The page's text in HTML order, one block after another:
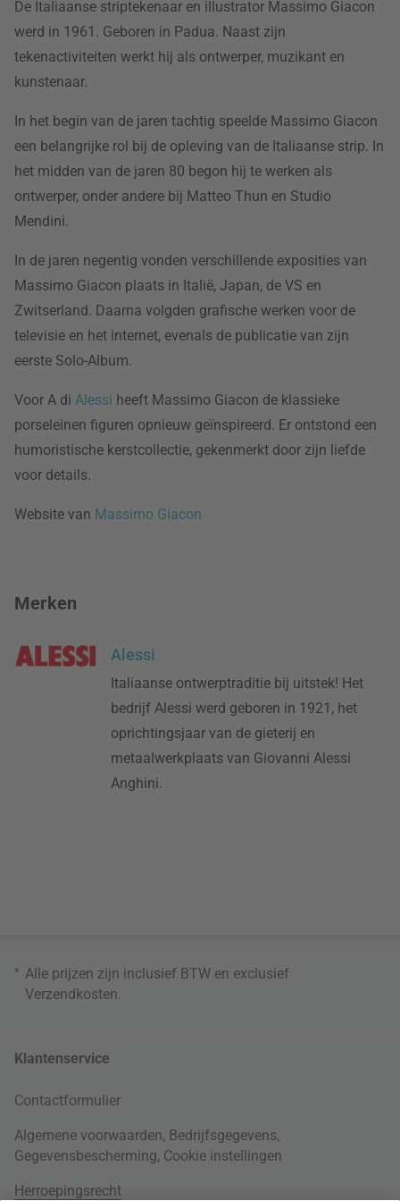
De Italiaanse striptekenaar en illustrator Massimo Giacon
werd in 1961. Geboren in Padua. Naast zijn
tekenactiviteiten werkt hij als ontwerper, muzikant en
kunstenaar.
In het begin van de jaren tachtig speelde Massimo Giacon
een belangrijke rol bij de opleving van de Italiaanse strip. In
het midden van de jaren 80 begon hij te werken als
ontwerper, onder andere bij Matteo Thun en Studio
Mendini.
In de jaren negentig vonden verschillende exposities van
Massimo Giacon plaats in Italië, Japan, de VS en
Zwitserland. Daarna volgden grafische werken voor de
televisie en het internet, evenals de publicatie van zijn
eerste Solo-Album.
Voor A di Alessi heeft Massimo Giacon de klassieke
porseleinen figuren opnieuw geïnspireerd. Er ontstond een
humoristische kerstcollectie, gekenmerkt door zijn liefde
voor details.
Website van Massimo Giacon
Merken
Alessi
Italiaanse ontwerptraditie bij uitstek! Het
bedrijf Alessi werd geboren in 1921, het
oprichtingsjaar van de gieterij en
metaalwerkplaats van Giovanni Alessi
Anghini.
* Alle prijzen zijn inclusief BTW en exclusief
Verzendkosten
Klantenservice
Contactformulier
Algemene voorwaarden, Bedrijfsgegevens,
Gegevensbescherming, Cookie instellingen
Herroepingsrecht